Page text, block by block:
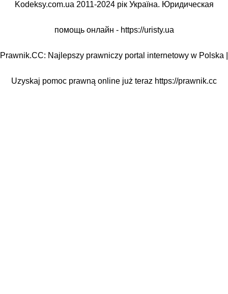
Kodeksy.com.ua 2011-2024 рік Україна. Юридическая
помощь онлайн - https://uristy.ua
Prawnik.CC: Najlepszy prawniczy portal internetowy w Polska |
Uzyskaj pomoc prawną online już teraz https://prawnik.cc